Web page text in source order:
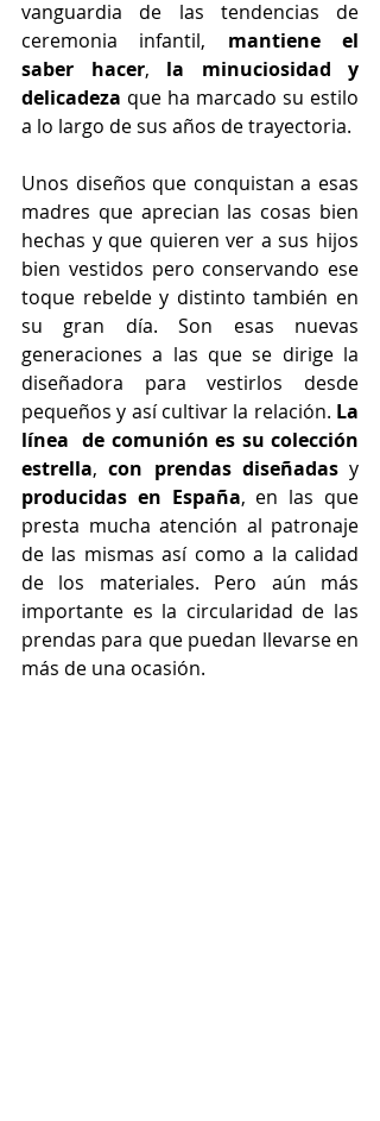
vanguardia de las tendencias de
ceremonia infantil, mantiene el
saber hacer, la minuciosidad y
delicadeza que ha marcado su estilo
a lo largo de sus años de trayectoria.
Unos diseños que conquistan a esas
madres que aprecian las cosas bien
hechas y que quieren ver a sus hijos
bien vestidos pero conservando ese
toque rebelde y distinto también en
su gran día. Son esas nuevas
generaciones a las que se dirige la
diseñadora para vestirlos desde
pequeños y así cultivar la relación. La
línea  de comunión es su colección
estrella, con prendas diseñadas
producidas en España, en las que
presta mucha atención al patronaje
de las mismas así como a la calidad
de los materiales. Pero aún más
importante es la circularidad de las
prendas para que puedan llevarse en
más de una ocasión.